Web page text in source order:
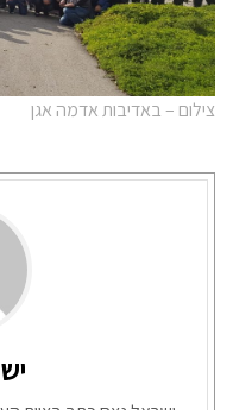
צילום – באדיבות אדמה אגן